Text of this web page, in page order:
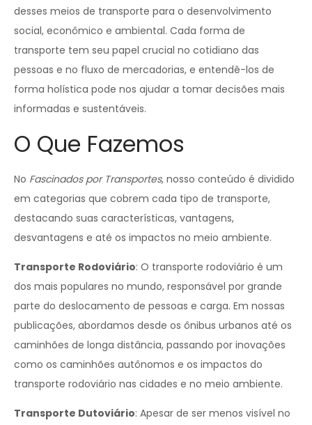
desses meios de transporte para o desenvolvimento
social, econômico e ambiental. Cada forma de
transporte tem seu papel crucial no cotidiano das
pessoas e no fluxo de mercadorias, e entendê-los de
forma holística pode nos ajudar a tomar decisões mais
informadas e sustentáveis.
O Que Fazemos
No Fascinados por Transportes, nosso conteúdo é dividido
em categorias que cobrem cada tipo de transporte,
destacando suas características, vantagens,
desvantagens e até os impactos no meio ambiente.
Transporte Rodoviário: O transporte rodoviário é um
dos mais populares no mundo, responsável por grande
parte do deslocamento de pessoas e carga. Em nossas
publicações, abordamos desde os ônibus urbanos até os
caminhões de longa distância, passando por inovações
como os caminhões autônomos e os impactos do
transporte rodoviário nas cidades e no meio ambiente.
Transporte Dutoviário: Apesar de ser menos visível no